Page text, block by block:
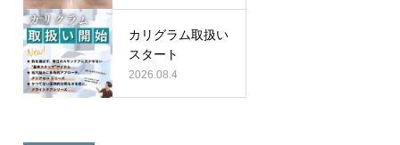
カリグラム取扱い
スタート
2026.08.4